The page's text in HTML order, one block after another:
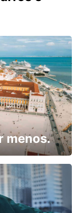
menos.